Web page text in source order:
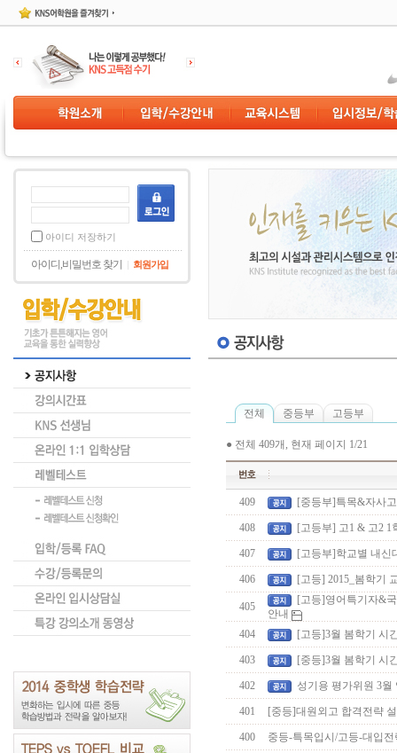
아이디 저장하기
아이디,비밀번호 찾기 회원가입
전체 중등부 고등부
● 전체 409개, 현재 페이지 1/21
409 [중등부]특목&자사
408 [고등부] 고1 & 고2
407 [고등부]학교별 내
406 [고등] 2015_봄학기
405
[고등]영어특기자&
안내
404
[고등]3월 봄학기 시
403 [중등]3월 봄학기 시
402 성기용 평가위원 3
401 [중등]대원외고 합격전략
400 중등-특목입시/고등-대입